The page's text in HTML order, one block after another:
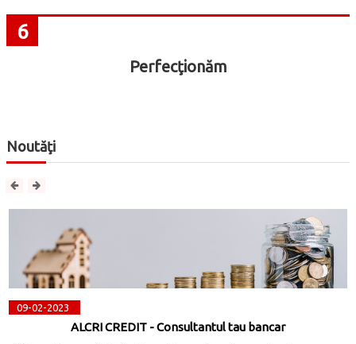
6
Perfecţionăm
Noutăţi
09-02-2023
ALCRI CREDIT - Consultantul tau bancar